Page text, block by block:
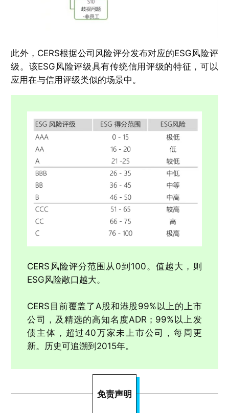
此外，CERS根据公司风险评分发布对应的ESG风险评
级。该ESG风险评级具有传统信用评级的特征，可以
应用在与信用评级类似的场景中。
CERS风险评分范围从0到100。值越大，则
ESG风险敞口越大。
CERS目前覆盖了A股和港股99%以上的上市
公司，及精选的高知名度ADR；99%以上发
债主体，超过40万家未上市公司，每周更
新。历史可追溯到2015年。
免责声明